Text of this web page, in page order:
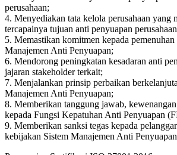
perusahaan;
4. Menyediakan tata kelola perusahaan yang
tercapainya tujuan anti penyuapan
5. Memastikan komitmen kepada pemenuhan
Manajemen Anti Penyuapan;
6. Mendorong peningkatan kesadaran anti
jajaran stakeholder terkait;
7. Menjalankan prinsip perbaikan
Manajemen Anti Penyuapan;
8. Memberikan tanggung jawab,
kepada Fungsi Kepatuhan Anti Penyuapan
9. Memberikan sanksi tegas kepada
kebijakan Sistem Manajemen Anti